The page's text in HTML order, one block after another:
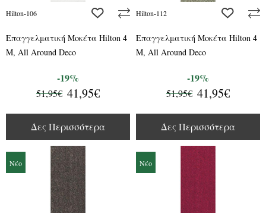
Hilton-106 add to wishlist
Επαγγελματική Μοκέτα Hilton 4
M, All Around Deco
51,95€ 41,95€
-19%
Δες Περισσότερα
Hilton-112 add to
Επαγγελματική Μοκέτα Hilton 4
M, All Around Deco
51,95€ 41,95€
-19%
Δες Περισσότερα
Νέο Νέο